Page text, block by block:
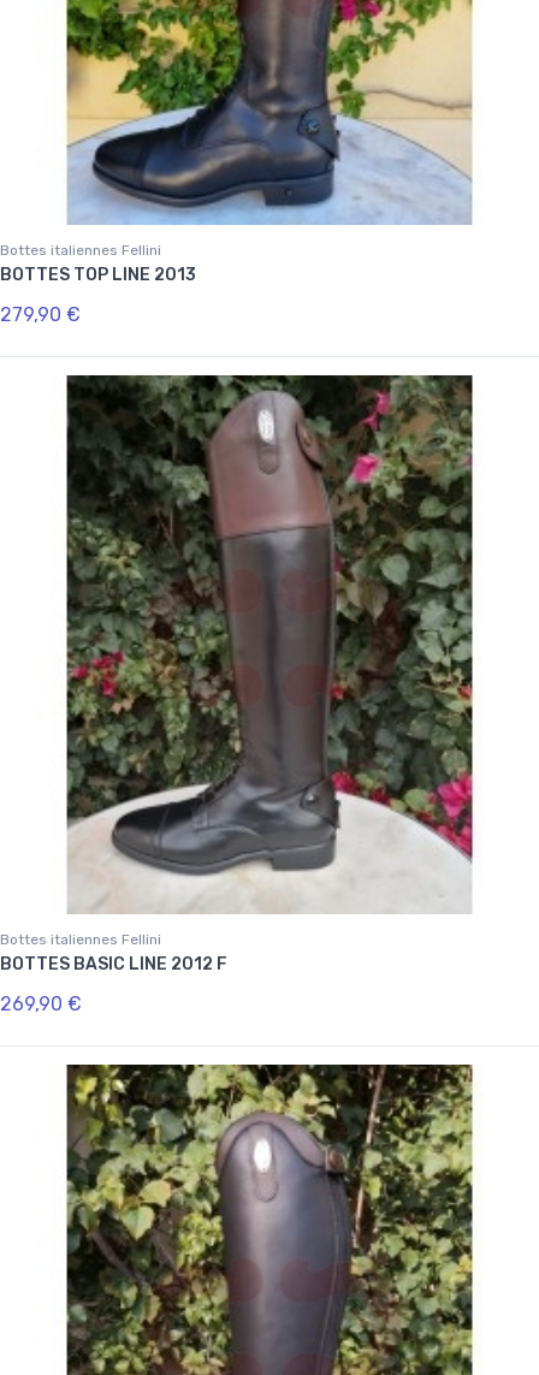
Bottes italiennes Fellini
BOTTES TOP LINE 2013
279,90 €
Bottes italiennes Fellini
BOTTES BASIC LINE 2012 F
269,90 €